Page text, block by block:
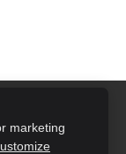
marketing